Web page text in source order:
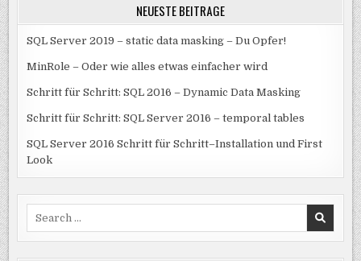
NEUESTE BEITRÄGE
SQL Server 2019 – static data masking – Du Opfer!
MinRole – Oder wie alles etwas einfacher wird
Schritt für Schritt: SQL 2016 – Dynamic Data Masking
Schritt für Schritt: SQL Server 2016 – temporal tables
SQL Server 2016 Schritt für Schritt–Installation und First
Look